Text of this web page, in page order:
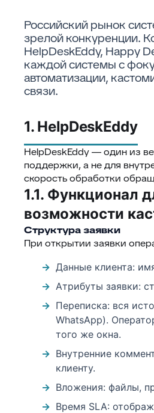
Российский рынок
зрелой конкуренции.
HelpDeskEddy, Happy
каждой системы с
автоматизации,
связи.
1. HelpDeskEddy
HelpDeskEddy — один из
поддержки, а не для
скорость обработки
1.1. Функционал
возможности
Структура заявки
При открытии заявки
Данные клиента:
Атрибуты заявки:
Переписка: вся
WhatsApp).
того же окна.
Внутренние
клиенту.
Вложения: файлы,
Время SLA: